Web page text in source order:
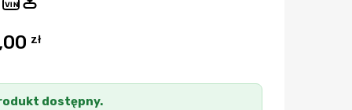
VIN
zł
dostępny.